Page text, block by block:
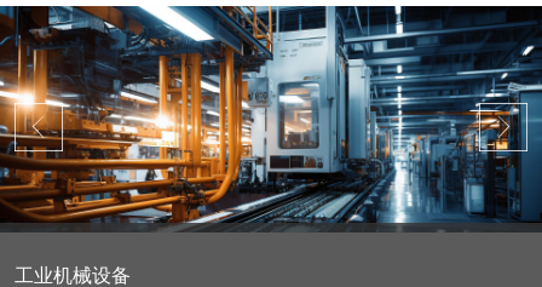
工业机械设备